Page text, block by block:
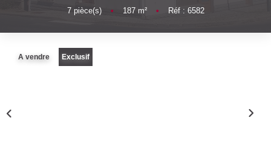
Qui Sommes-Nous
7pièce(s) • 187m² • Réf : 6582
A vendre Exclusif